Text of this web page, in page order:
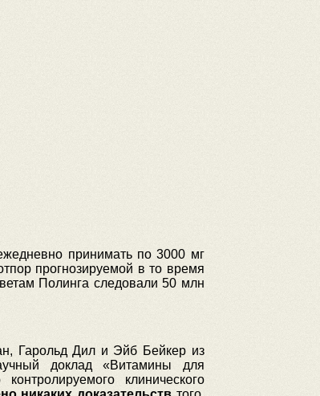
принимать по 3000 мг
прогнозируемой в то время
Полинга следовали 50 млн
Гарольд Дил и Эйб Бейкер из
доклад «Витамины для
клинического